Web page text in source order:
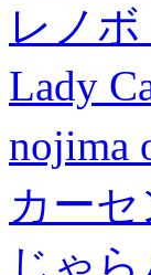
レノ
Lady
nojima
カー
じゃ